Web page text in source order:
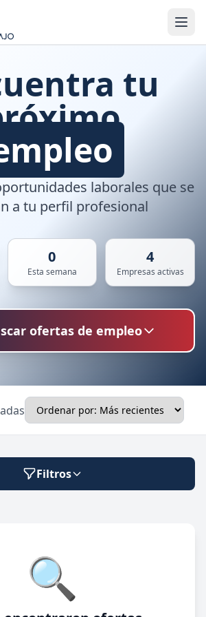
tu
laborales que se
a tu perfil profesional
0
Esta semana
4
Empresas activas
ofertas de empleo
Ubicación
🔍 Buscar
Filtros
trabajo🔍